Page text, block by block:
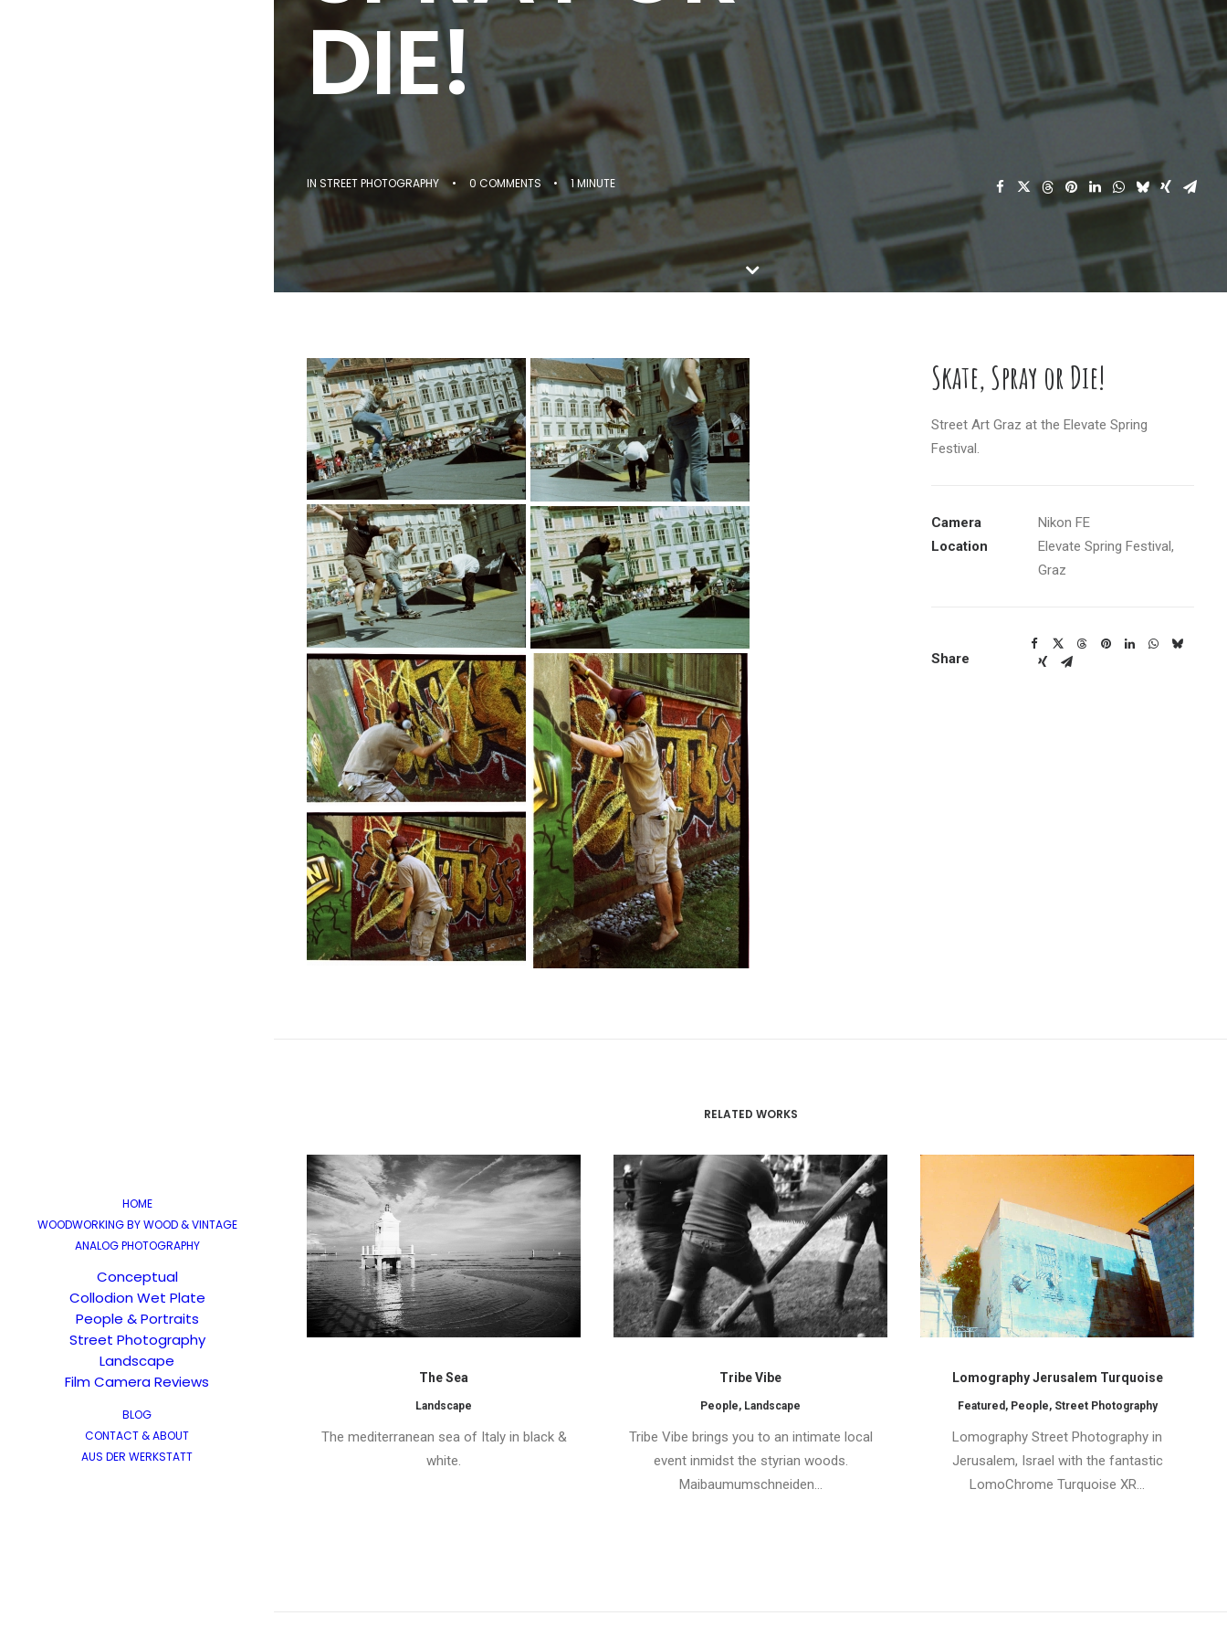
HOME
WOODWORKING BY WOOD & VINTAGE
ANALOG PHOTOGRAPHY
Conceptual
Collodion Wet Plate
People & Portraits
Street Photography
Landscape
Film Camera Reviews
BLOG
CONTACT & ABOUT
AUS DER WERKSTATT
DIE!
IN STREET PHOTOGRAPHY • 0 COMMENTS • 1 MINUTE
Skate, Spray or Die!
Street Art Graz at the Elevate Spring
Festival.
Camera
Nikon FE
Location
Elevate Spring Festival,
Graz
Share
RELATED WORKS
The Sea
Landscape
The mediterranean sea of Italy in black &
white.
Tribe Vibe
People, Landscape
Tribe Vibe brings you to an intimate local
event inmidst the styrian woods.
Maibaumumschneiden…
Lomography Jerusalem Turquoise
Featured , People, Street Photography
Lomography Street Photography in
Jerusalem, Israel with the fantastic
LomoChrome Turquoise XR…